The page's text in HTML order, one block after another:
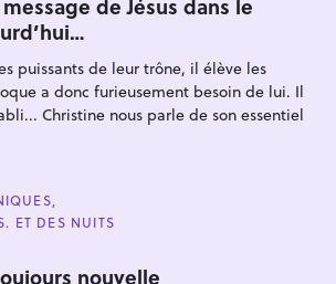
de Jésus dans le
puissants de leur trône, il élève les
a donc furieusement besoin de lui. Il
Christine nous parle de son essentiel
ET DES NUITS
nouvelle